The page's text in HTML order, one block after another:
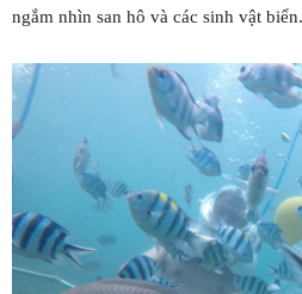
ngắm nhìn san hô và các sinh vật biển.